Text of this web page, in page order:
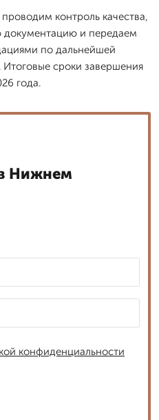
контроль качества,
и передаем
по дальнейшей
сроки завершения
года.
Нижнем
конфиденциальности